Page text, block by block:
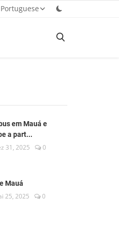
Portuguese
em Mauá e
a part...
31, 2025
0
Mauá
25, 2025
0